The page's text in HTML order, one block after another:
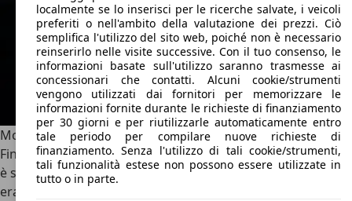
Motori Lexus LS
Fino alla quarta generazione, la gamma motori di Lexus LS
è stata formata principalmente da motori ad 8 cilindri. Il V8
era diventato il motore d’adozione della LS, compresa
localmente se lo inserisci per le ricerche salvate, i veicoli
preferiti o nell'ambito della valutazione dei prezzi. Ciò
semplifica l'utilizzo del sito web, poiché non è necessario
reinserirlo nelle visite successive. Con il tuo consenso, le
informazioni basate sull'utilizzo saranno trasmesse ai
concessionari che contatti. Alcuni cookie/strumenti
vengono utilizzati dai fornitori per memorizzare le
informazioni fornite durante le richieste di finanziamento
per 30 giorni e per riutilizzarle automaticamente entro
tale periodo per compilare nuove richieste di
finanziamento. Senza l'utilizzo di tali cookie/strumenti,
tali funzionalità estese non possono essere utilizzate in
tutto o in parte.